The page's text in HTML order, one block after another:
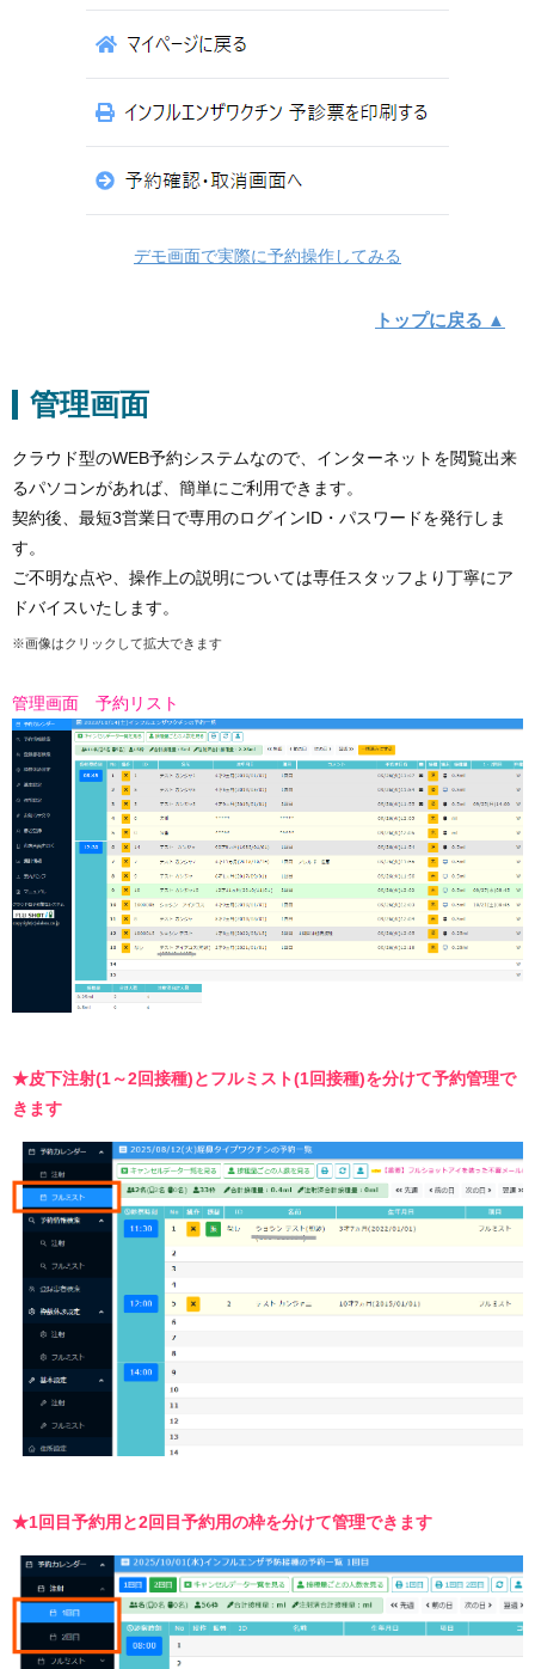
デモ画面で実際に予約操作してみる
トップに戻る ▲
管理画面
クラウド型のWEB予約システムなので、インターネットを閲覧出来
るパソコンがあれば、簡単にご利用できます。
契約後、最短3営業日で専用のログインID・パスワードを発行しま
す。
ご不明な点や、操作上の説明については専任スタッフより丁寧にア
ドバイスいたします。
※画像はクリックして拡大できます
管理画面 予約リスト
★皮下注射(1～2回接種)とフルミスト(1回接種)を分けて予約管理で
きます
★1回目予約用と2回目予約用の枠を分けて管理できます